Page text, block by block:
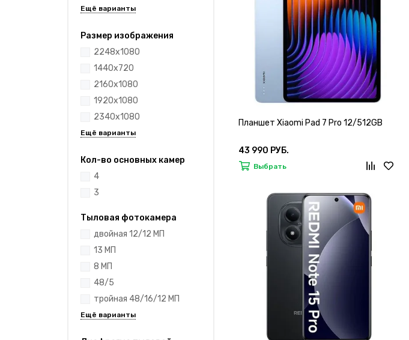
Размер изображения
2248x1080
1440x720
2160x1080
1920x1080
2340x1080
Кол-во основных камер
4
3
Тыловая фотокамера
двойная 12/12 МП
13 МП
8 МП
48/5
тройная 48/16/12 МП
Планшет Xiaomi Pad 7 Pro 12/512GB
43 990 РУБ.
Выбрать